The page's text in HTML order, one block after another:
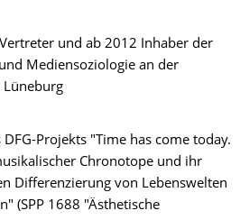
und ab 2012 Inhaber der
Mediensoziologie an der
Lüneburg
Projekts "Time has come today.
Chronotope und ihr
Differenzierung von Lebenswelten
(SPP 1688 "Ästhetische